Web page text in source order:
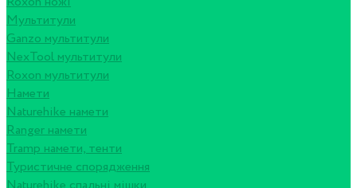
Мультитули
Ganzo мультитули
NexTool мультитули
Roxon мультитули
Намети
Naturehike намети
Ranger намети
Tramp намети, тенти
Туристичне спорядження